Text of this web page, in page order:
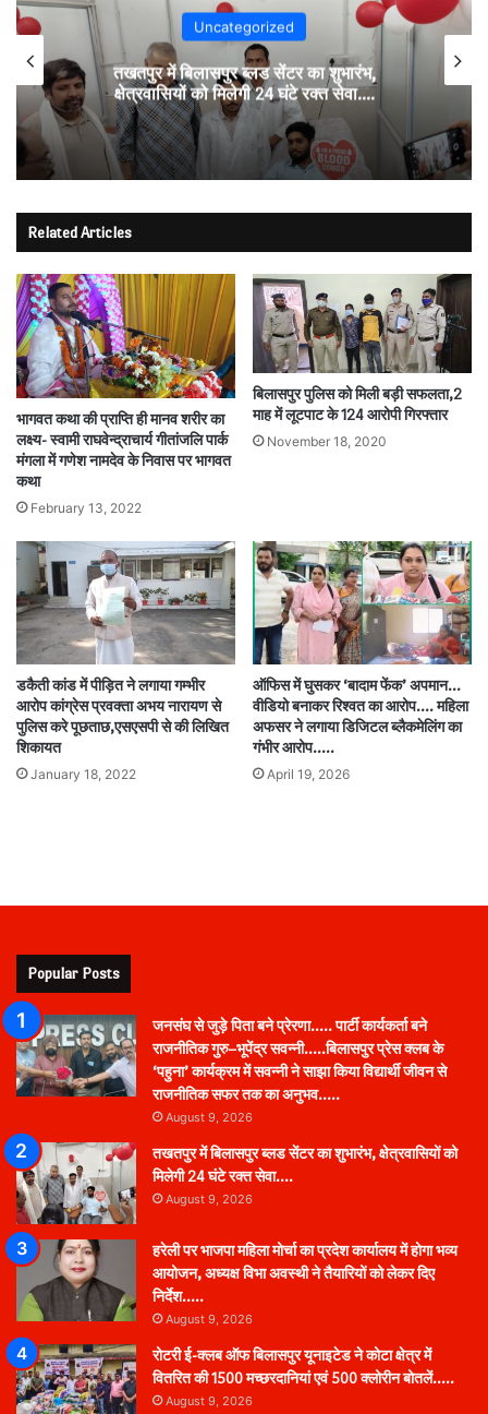
Uncategorized
तखतपुर में बिलासपुर ब्लड सेंटर का शुभारंभ,
क्षेत्रवासियों को मिलेगी 24 घंटे रक्त सेवा….
Related Articles
भागवत कथा की प्राप्ति ही मानव शरीर का
लक्ष्य- स्वामी राघवेन्द्राचार्य गीतांजलि पार्क
मंगला में गणेश नामदेव के निवास पर भागवत
कथा
February 13, 2022
बिलासपुर पुलिस को मिली बड़ी सफलता,2
माह में लूटपाट के 124 आरोपी गिरफ्तार
November 18, 2020
डकैती कांड में पीड़ित ने लगाया गम्भीर
आरोप कांग्रेस प्रवक्ता अभय नारायण से
पुलिस करे पूछताछ,एसएसपी से की लिखित
शिकायत
January 18, 2022
ऑफिस में घुसकर ‘बादाम फेंक’ अपमान…
वीडियो बनाकर रिश्वत का आरोप…. महिला
अफसर ने लगाया डिजिटल ब्लैकमेलिंग का
गंभीर आरोप…..
April 19, 2026
Popular Posts
जनसंघ से जुड़े पिता बने प्रेरणा….. पार्टी कार्यकर्ता बने
राजनीतिक गुरु–भूपेंद्र सवन्नी…..बिलासपुर प्रेस क्लब के
‘पहुना’ कार्यक्रम में सवन्नी ने साझा किया विद्यार्थी जीवन से
राजनीतिक सफर तक का अनुभव…..
August 9, 2026
तखतपुर में बिलासपुर ब्लड सेंटर का शुभारंभ, क्षेत्रवासियों को
मिलेगी 24 घंटे रक्त सेवा….
August 9, 2026
हरेली पर भाजपा महिला मोर्चा का प्रदेश कार्यालय में होगा भव्य
आयोजन, अध्यक्ष विभा अवस्थी ने तैयारियों को लेकर दिए
निर्देश…..
August 9, 2026
रोटरी ई-क्लब ऑफ बिलासपुर यूनाइटेड ने कोटा क्षेत्र में
वितरित की 1500 मच्छरदानियां एवं 500 क्लोरीन बोतलें…..
August 9, 2026